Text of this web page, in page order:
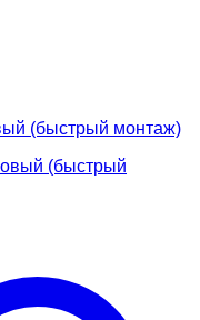
(быстрый монтаж)